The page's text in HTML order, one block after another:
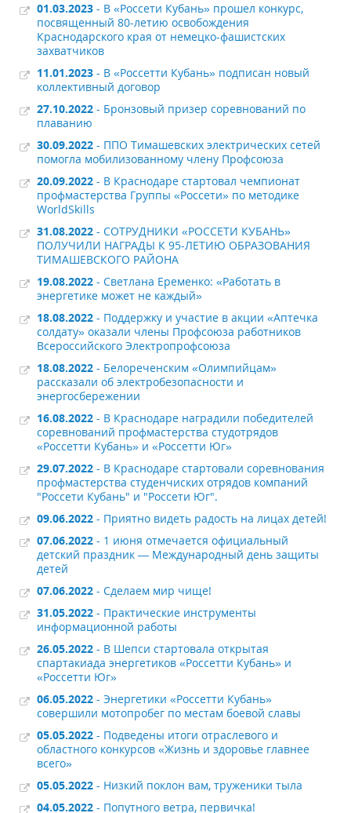
01.03.2023 - В «Россети Кубань» прошел конкурс,
посвященный 80-летию освобождения
Краснодарского края от немецко-фашистских
захватчиков
11.01.2023 - В «Россетти Кубань» подписан новый
коллективный договор
27.10.2022 - Бронзовый призер соревнований по
плаванию
30.09.2022 - ППО Тимашевских электрических сетей
помогла мобилизованному члену Профсоюза
20.09.2022 - В Краснодаре стартовал чемпионат
профмастерства Группы «Россети» по методике
WorldSkills
31.08.2022 - СОТРУДНИКИ «РОССЕТИ КУБАНЬ»
ПОЛУЧИЛИ НАГРАДЫ К 95-ЛЕТИЮ ОБРАЗОВАНИЯ
ТИМАШЕВСКОГО РАЙОНА
19.08.2022 - Светлана Еременко: «Работать в
энергетике может не каждый»
18.08.2022 - Поддержку и участие в акции «Аптечка
солдату» оказали члены Профсоюза работников
Всероссийского Электропрофсоюза
18.08.2022 - Белореченским «Олимпийцам»
рассказали об электробезопасности и
энергосбережении
16.08.2022 - В Краснодаре наградили победителей
соревнований профмастерства студотрядов
«Россетти Кубань» и «Россетти Юг»
29.07.2022 - В Краснодаре стартовали соревнования
профмастерства студенчиских отрядов компаний
"Россети Кубань" и "Россети Юг".
09.06.2022 - Приятно видеть радость на лицах детей!
07.06.2022 - 1 июня отмечается официальный
детский праздник — Международный день защиты
детей
07.06.2022 - Сделаем мир чище!
31.05.2022 - Практические инструменты
информационной работы
26.05.2022 - В Шепси стартовала открытая
спартакиада энергетиков «Россетти Кубань» и
«Россетти Юг»
06.05.2022 - Энергетики «Россетти Кубань»
совершили мотопробег по местам боевой славы
05.05.2022 - Подведены итоги отраслевого и
областного конкурсов «Жизнь и здоровье главнее
всего»
05.05.2022 - Низкий поклон вам, труженики тыла
04.05.2022 - Попутного ветра, первичка!